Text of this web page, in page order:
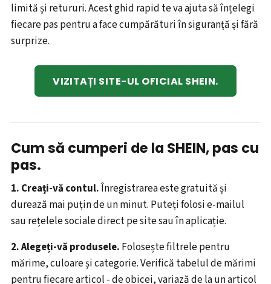
limită și retururi. Acest ghid rapid te va ajuta să înțelegi
fiecare pas pentru a face cumpărături în siguranță și fără
surprize.
VIZITAȚI SITE-UL OFICIAL SHEIN.
Cum să cumperi de la SHEIN, pas cu
pas.
1. Creați-vă contul.Înregistrarea este gratuită și
durează mai puțin de un minut. Puteți folosi e-mailul
sau rețelele sociale direct pe site sau în aplicație.
2. Alegeți-vă produsele. Folosește filtrele pentru
mărime, culoare și categorie. Verifică tabelul de mărimi
pentru fiecare articol - de obicei, variază de la un articol